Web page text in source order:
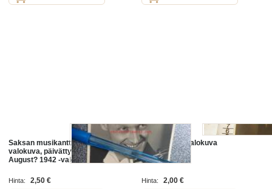
Saksan musikantti tervehtii -
valokuva, päivätty; Oulu Juni-July-
August? 1942 -valokuva
Hinta: 2,50 €
nuori nainen valokuva
Hinta: 2,00 €